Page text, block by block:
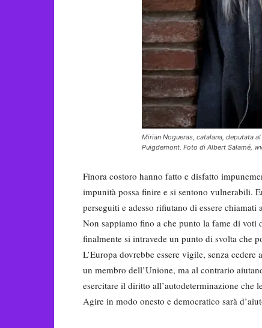
Mirian Nogueras, catalana, deputata
Puigdemont. Foto di Albert Salamé,
Finora costoro hanno fatto e disfatto
impunità possa finire e si sentono vulnerabili.
perseguiti e adesso rifiutano di essere
Non sappiamo fino a che punto la fame di voti
finalmente si intravede un punto di svolta che
L’Europa dovrebbe essere vigile, senza
un membro dell’Unione, ma al contrario
esercitare il diritto all’autodeterminazione che
Agire in modo onesto e democratico sarà